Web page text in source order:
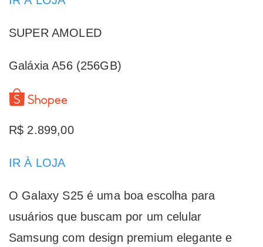
SUPER AMOLED
Galáxia A56 (256GB)
R$ 2.899,00
IR À LOJA
O Galaxy S25 é uma boa escolha para
usuários que buscam por um celular
Samsung com design premium elegante e